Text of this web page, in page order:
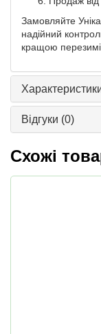
Замовляйте
надійний
кращою
Відгуки (0)
Схожі